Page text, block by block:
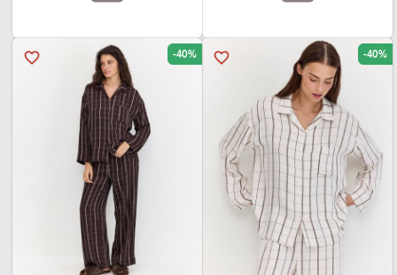
favorite_border -40%
favorite_border -40%